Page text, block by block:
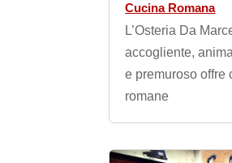
Cucina Romana
L’Osteria Da
accogliente,
e premuroso offre
romane